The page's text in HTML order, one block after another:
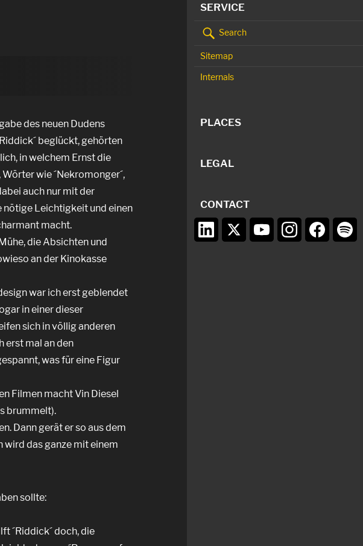
des neuen Dudens
beglückt, gehörten
in welchem Ernst die
wie ´Nekromonger´,
auch nur mit der
nötige Leichtigkeit und einen
macht.
die Absichten und
an der Kinokasse
war ich erst geblendet
in einer dieser
sich in völlig anderen
erst mal an den
was für eine Figur
Filmen macht Vin Diesel
brummelt).
Dann gerät er so aus dem
wird das ganze mit einem
sollte:
´Riddick´ doch, die
SERVICE
Search
Sitemap
Internals
PLACES
LEGAL
CONTACT